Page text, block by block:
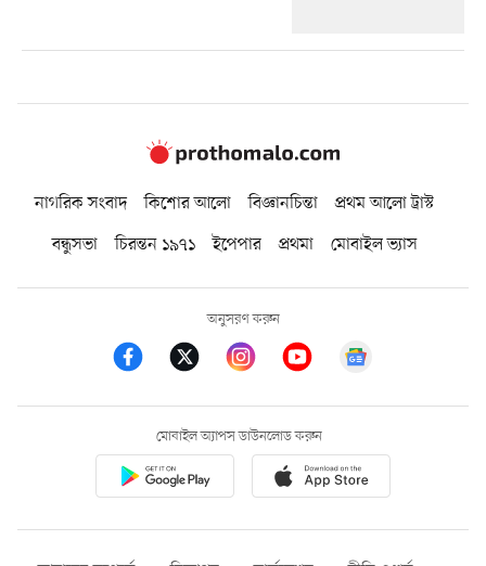
নাগরিক সংবাদ কিশোর আলো বিজ্ঞানচিন্তা
প্রথম আলো ট্রাস্ট
বন্ধুসভা
চিরন্তন ১৯৭১ ইপেপার প্রথমা মোবাইল ভ্যাস
অনুসরণ করুন
মোবাইল অ্যাপস ডাউনলোড করুন